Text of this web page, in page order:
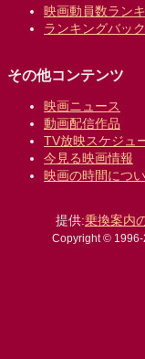
映画動員数ラン
ランキングバッ
その他コンテンツ
映画ニュース
動画配信作品
TV放映スケジュ
今見る映画情報
映画の時間につ
提供:乗換案内
Copyright © 1996-